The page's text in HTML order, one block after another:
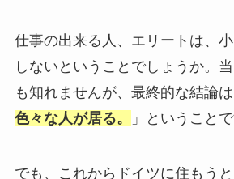
仕事の出来る人、エリートは、
しないということでしょうか。
も知れませんが、最終的な結論は
色々な人が居る。
」ということで
でも、これからドイツに住もう